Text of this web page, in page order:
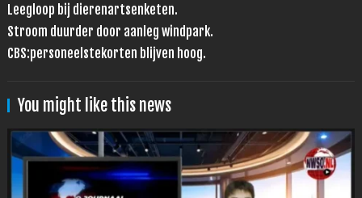
Leegloop bij dierenartsenketen.
Stroom duurder door aanleg windpark.
CBS:personeelstekorten blijven hoog.
You might like this news